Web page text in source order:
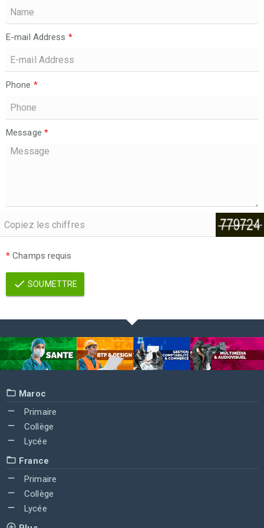
E-mail Address *
Phone *
Message *
* Champs requis
SOUMETTRE
Maroc
Primaire
Collège
Lycée
France
Primaire
Collège
Lycée